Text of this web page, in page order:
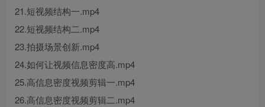
21.短视频结构一.mp4
22.短视频结构二.mp4
23.拍摄场景创新.mp4
24.如何让视频信息密度高.mp4
25.高信息密度视频剪辑一.mp4
26.高信息密度视频剪辑二.mp4